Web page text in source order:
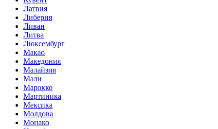
Латвия
Либерия
Ливан
Литва
Люксембург
Макао
Македония
Малайзия
Мали
Марокко
Мартиника
Мексика
Молдова
Монако